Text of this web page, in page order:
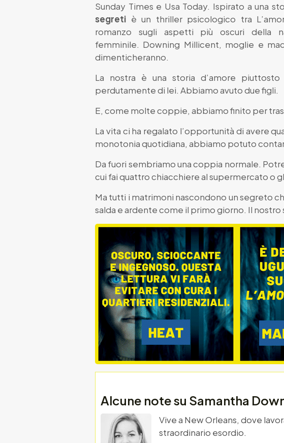
Sunday Times e Usa Today. Ispirato a una
segreti è un thriller psicologico tra
romanzo sugli aspetti più oscuri della
femminile. Downing Millicent, moglie e
dimenticheranno.
La nostra è una storia d’amore
perdutamente di lei. Abbiamo avuto due figli.
E, come molte coppie, abbiamo finito per
La vita ci ha regalato l’opportunità di avere
monotonia quotidiana, abbiamo potuto
Da fuori sembriamo una coppia normale.
cui fai quattro chiacchiere al supermercato o
Ma tutti i matrimoni nascondono un segreto
salda e ardente come il primo giorno. Il
Alcune note su Samantha
Vive a New Orleans, dove
straordinario esordio.